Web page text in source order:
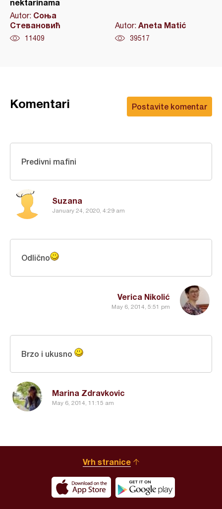
nektarinama
Autor: Соња
Стевановић
11409
Autor: Aneta Matić
39517
Postavite komentar
Komentari
Suzana
January 24, 2020, 4:29 am
Predivni mafini
Verica Nikolić
May 6, 2014, 5:51 pm
Odlično
Marina Zdravkovic
May 6, 2014, 11:15 am
Brzo i ukusno
Vrh stranice